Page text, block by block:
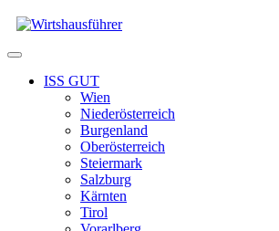
Zum
Inhalt
Menü
ISS GUT
Wien
Niederösterreich
Burgenland
Oberösterreich
Steiermark
Salzburg
Kärnten
Tirol